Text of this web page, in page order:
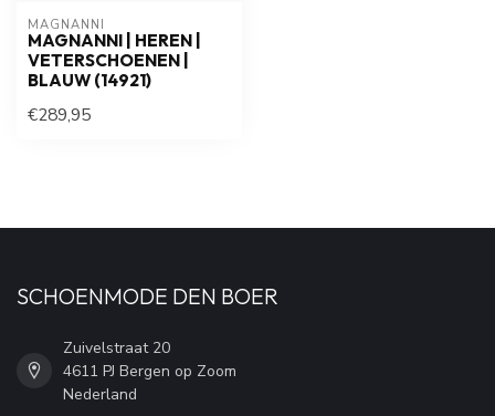
MAGNANNI
MAGNANNI | HEREN |
VETERSCHOENEN |
BLAUW (14921)
€289,95
SCHOENMODE DEN BOER
Zuivelstraat 20
4611 PJ Bergen op Zoom
Nederland